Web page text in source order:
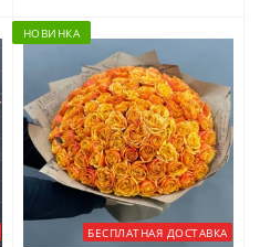
НОВИНКА
БЕСПЛАТНАЯ ДОСТАВКА